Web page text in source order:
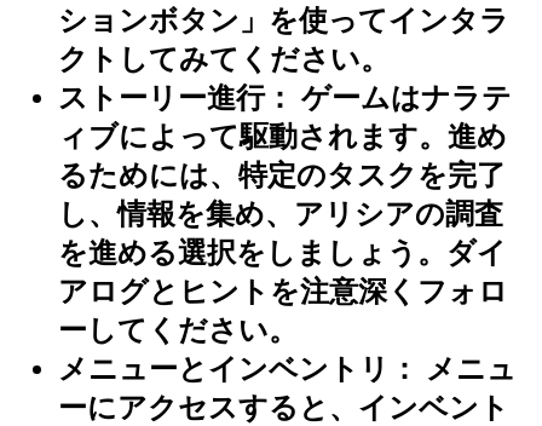
ションボタン」を使ってインタラ
クトしてみてください。
ストーリー進行： ゲームはナラテ
ィブによって駆動されます。進め
るためには、特定のタスクを完了
し、情報を集め、アリシアの調査
を進める選択をしましょう。ダイ
アログとヒントを注意深くフォロ
ーしてください。
メニューとインベントリ：
メニュ
ーにアクセスすると、インベント